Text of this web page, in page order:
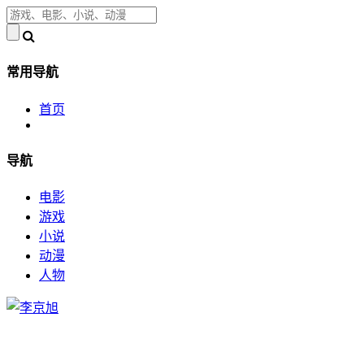
常用导航
首页
导航
电影
游戏
小说
动漫
人物